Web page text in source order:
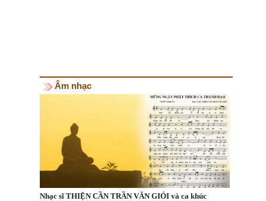
Âm nhạc
Nhạc sĩ THIỆN CẦN TRẦN VĂN GIỎI và ca khúc